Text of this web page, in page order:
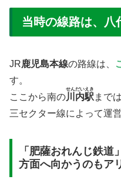
当時の線路は、八
JR鹿児島本線の路線は、
す。
ここから南の川内駅
せんだいえき
までは
三セクター線によって運
「肥薩おれんじ鉄
方面へ向かうのもア